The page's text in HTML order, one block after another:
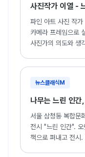
2018. 11. 20 ~
Italia (Fortino Santa
2018. 3. 26 ~ 2018.
GALLERY)
2017. 11. 29 ~ 2017.
2017. 6. 9 ~ 2017. 6.
2016. 10. 20 ~ 2016
HOSEO)
2015. 7. 8 ~ 2015. 7.
Gallery), 봉평 (Art in
2015. 2. 4 ~ 2015.
2014. 1. 11 ~ 2014.
사진작가 이열 -
파인 아트 사진 작
카메라 프레임으로
사진가의 의도와 생
뉴스클래식M
나무는 느린 인간
서울 삼청동 복합문
전시 "느린 인간".
책으로 펴내고 전시